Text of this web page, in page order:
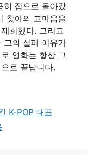
히 집으로 돌아갔
찾아와 고마움을
회했다. 그리고
그의 실패 이유가
영화는 항상 그
로 끝납니다.
K-POP 대표